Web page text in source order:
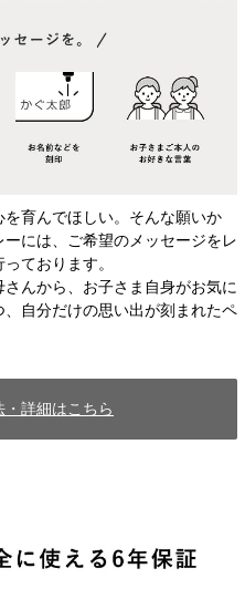
育んでほしい。そんな願いか
には、ご希望のメッセージをレ
ております。
んから、お子さま自身がお気に
自分だけの思い出が刻まれたペ
・詳細はこちら